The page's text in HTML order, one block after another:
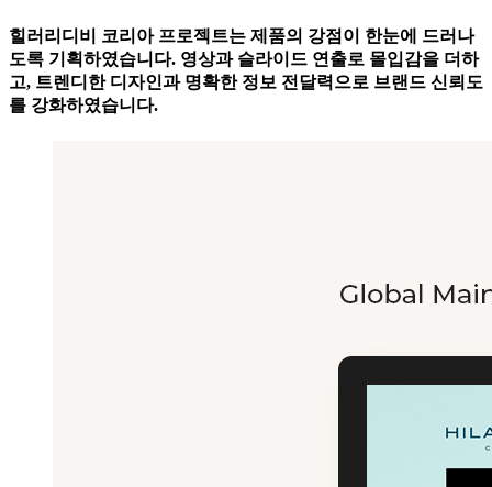
힐러리디비 코리아 프로젝트는 제품의 강점이 한눈에 드러나
도록 기획하였습니다. 영상과 슬라이드 연출로 몰입감을 더하
고, 트렌디한 디자인과 명확한 정보 전달력으로 브랜드 신뢰도
를 강화하였습니다.